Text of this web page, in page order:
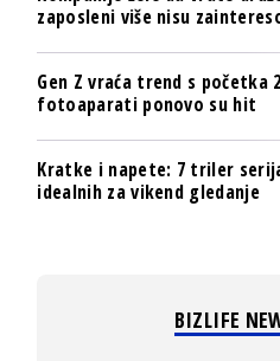
zaposleni više nisu
Gen Z vraća trend s
fotoaparati ponovo su hit
Kratke i napete: 7 triler
idealnih za vikend gledanje
BIZLIFE